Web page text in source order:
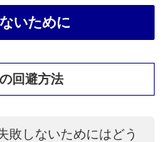
いために
回避方法
敗しないためにはどう